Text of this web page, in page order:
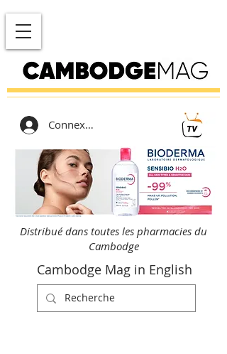
Connexion
Distribué dans toutes les pharmacies du
Cambodge
Cambodge Mag in English